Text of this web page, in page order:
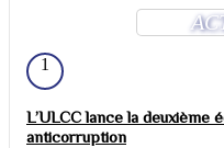
1
L’ULCC lance la deuxième
anticorruption